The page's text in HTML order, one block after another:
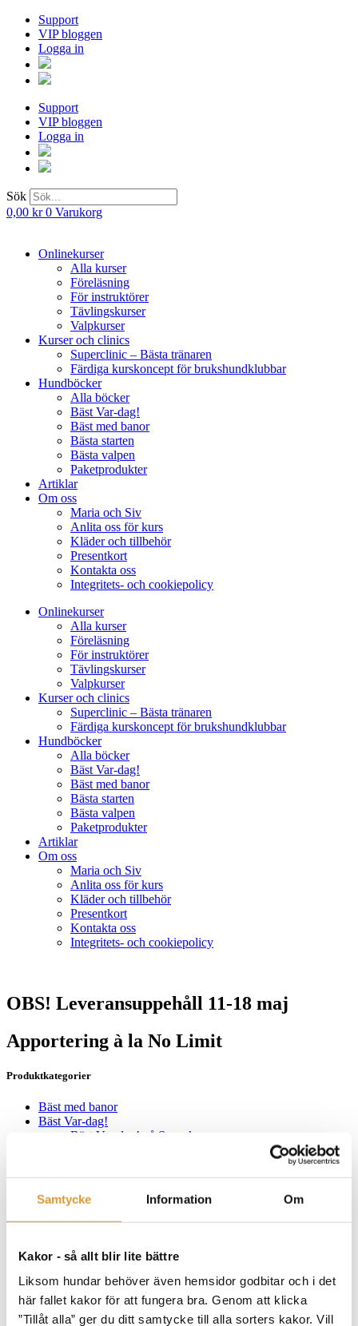
Samtycke Information Om
Kakor - så allt blir lite bättre
Liksom hundar behöver även hemsidor godbitar och i det
här fallet kakor för att fungera bra. Genom att klicka
”Tillåt alla” ger du ditt samtycke till alla sorters kakor. Vill
Hoppa
innehåll
Support
VIP bloggen
Logga in
Support
VIP bloggen
Logga in
Sök
0,00 kr 0 Varukorg
Onlinekurser
Alla kurser
Föreläsning
För instruktörer
Tävlingskurser
Valpkurser
Kurser och clinics
Superclinic – Bästa tränaren
Färdiga kurskoncept för brukshundklubbar
Hundböcker
Alla böcker
Bäst Var-dag!
Bäst med banor
Bästa starten
Bästa valpen
Paketprodukter
Artiklar
Om oss
Maria och Siv
Anlita oss för kurs
Kläder och tillbehör
Presentkort
Kontakta oss
Integritets- och cookiepolicy
Onlinekurser
Alla kurser
Föreläsning
För instruktörer
Tävlingskurser
Valpkurser
Kurser och clinics
Superclinic – Bästa tränaren
Färdiga kurskoncept för brukshundklubbar
Hundböcker
Alla böcker
Bäst Var-dag!
Bäst med banor
Bästa starten
Bästa valpen
Paketprodukter
Artiklar
Om oss
Maria och Siv
Anlita oss för kurs
Kläder och tillbehör
Presentkort
Kontakta oss
Integritets- och cookiepolicy
OBS! Leveransuppehåll 11-18 maj
Apportering à la No Limit
Produktkategorier
Bäst med banor
Bäst Var-dag!
Bäst Var-dag! på Svenska
Bästa starten
Bästa starten - övningar
Kapitel 1
Kapitel 2
Kapitel 4
Kapitel 5
Bästa valpen
Böcker
Paketprodukter
Checklistor och bilagor för nedladdning